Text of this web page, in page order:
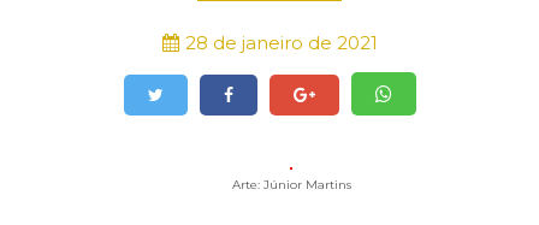
28 de janeiro de 2021
Arte: Júnior Martins